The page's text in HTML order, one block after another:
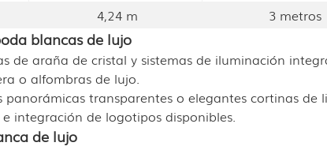
4,24 m 3 metros
blancas de lujo
de araña de cristal y sistemas de iluminación
o alfombras de lujo.
transparentes o elegantes cortinas de
integración de logotipos disponibles.
de lujo